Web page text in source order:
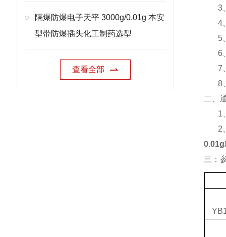
隔爆防爆电子天平 3000g/0.01g 本安
型带防爆插头化工制药选型
查看全部
3
4
5
6
7
8
二、
1
2
0.01g
三：